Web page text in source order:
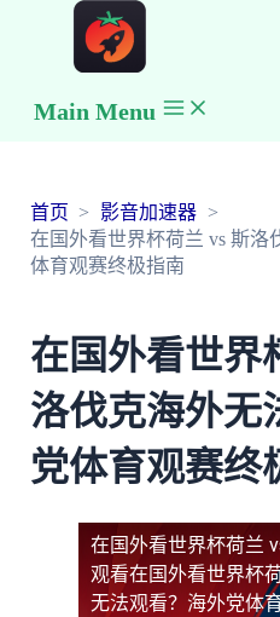
Main Menu
首页
影音加速器
在国外看世界杯荷兰 vs 斯洛
体育观赛终极指南
在国外看世界
洛伐克海外无
党体育观赛终
在国外看世界杯荷兰
观看在国外看世界杯
无法观看？海外党体